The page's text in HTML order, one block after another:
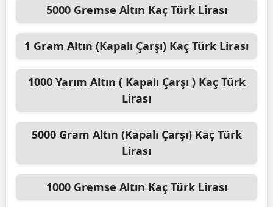
5000 Gremse Altın Kaç Türk Lirası
1 Gram Altın (Kapalı Çarşı) Kaç Türk Lirası
1000 Yarım Altın ( Kapalı Çarşı )Kaç Türk
Lirası
5000 Gram Altın (Kapalı Çarşı)Kaç Türk
Lirası
1000 Gremse Altın Kaç Türk Lirası